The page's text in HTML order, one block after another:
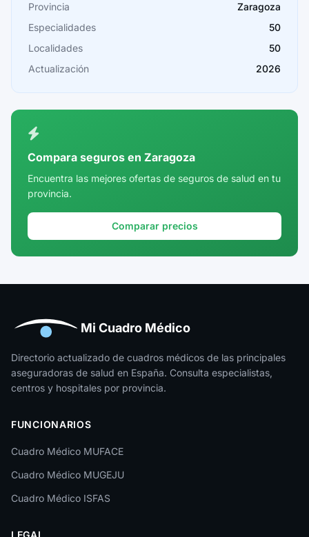
Cádiz
Cantabria
Castellón
Córdoba
Cuenca
Girona
Huesca
Jaén
La Rioja
León
Lleida
Lugo
Málaga
Provincia
Zaragoza
Especialidades
50
Localidades
50
Actualización
2026
Compara seguros en Zaragoza
Encuentra las mejores ofertas de seguros de salud en tu
provincia.
Comparar precios
Mi Cuadro Médico
Directorio actualizado de cuadros médicos de las principales
aseguradoras de salud en España. Consulta especialistas,
centros y hospitales por provincia.
FUNCIONARIOS
Cuadro Médico MUFACE
Cuadro Médico MUGEJU
Cuadro Médico ISFAS
LEGAL